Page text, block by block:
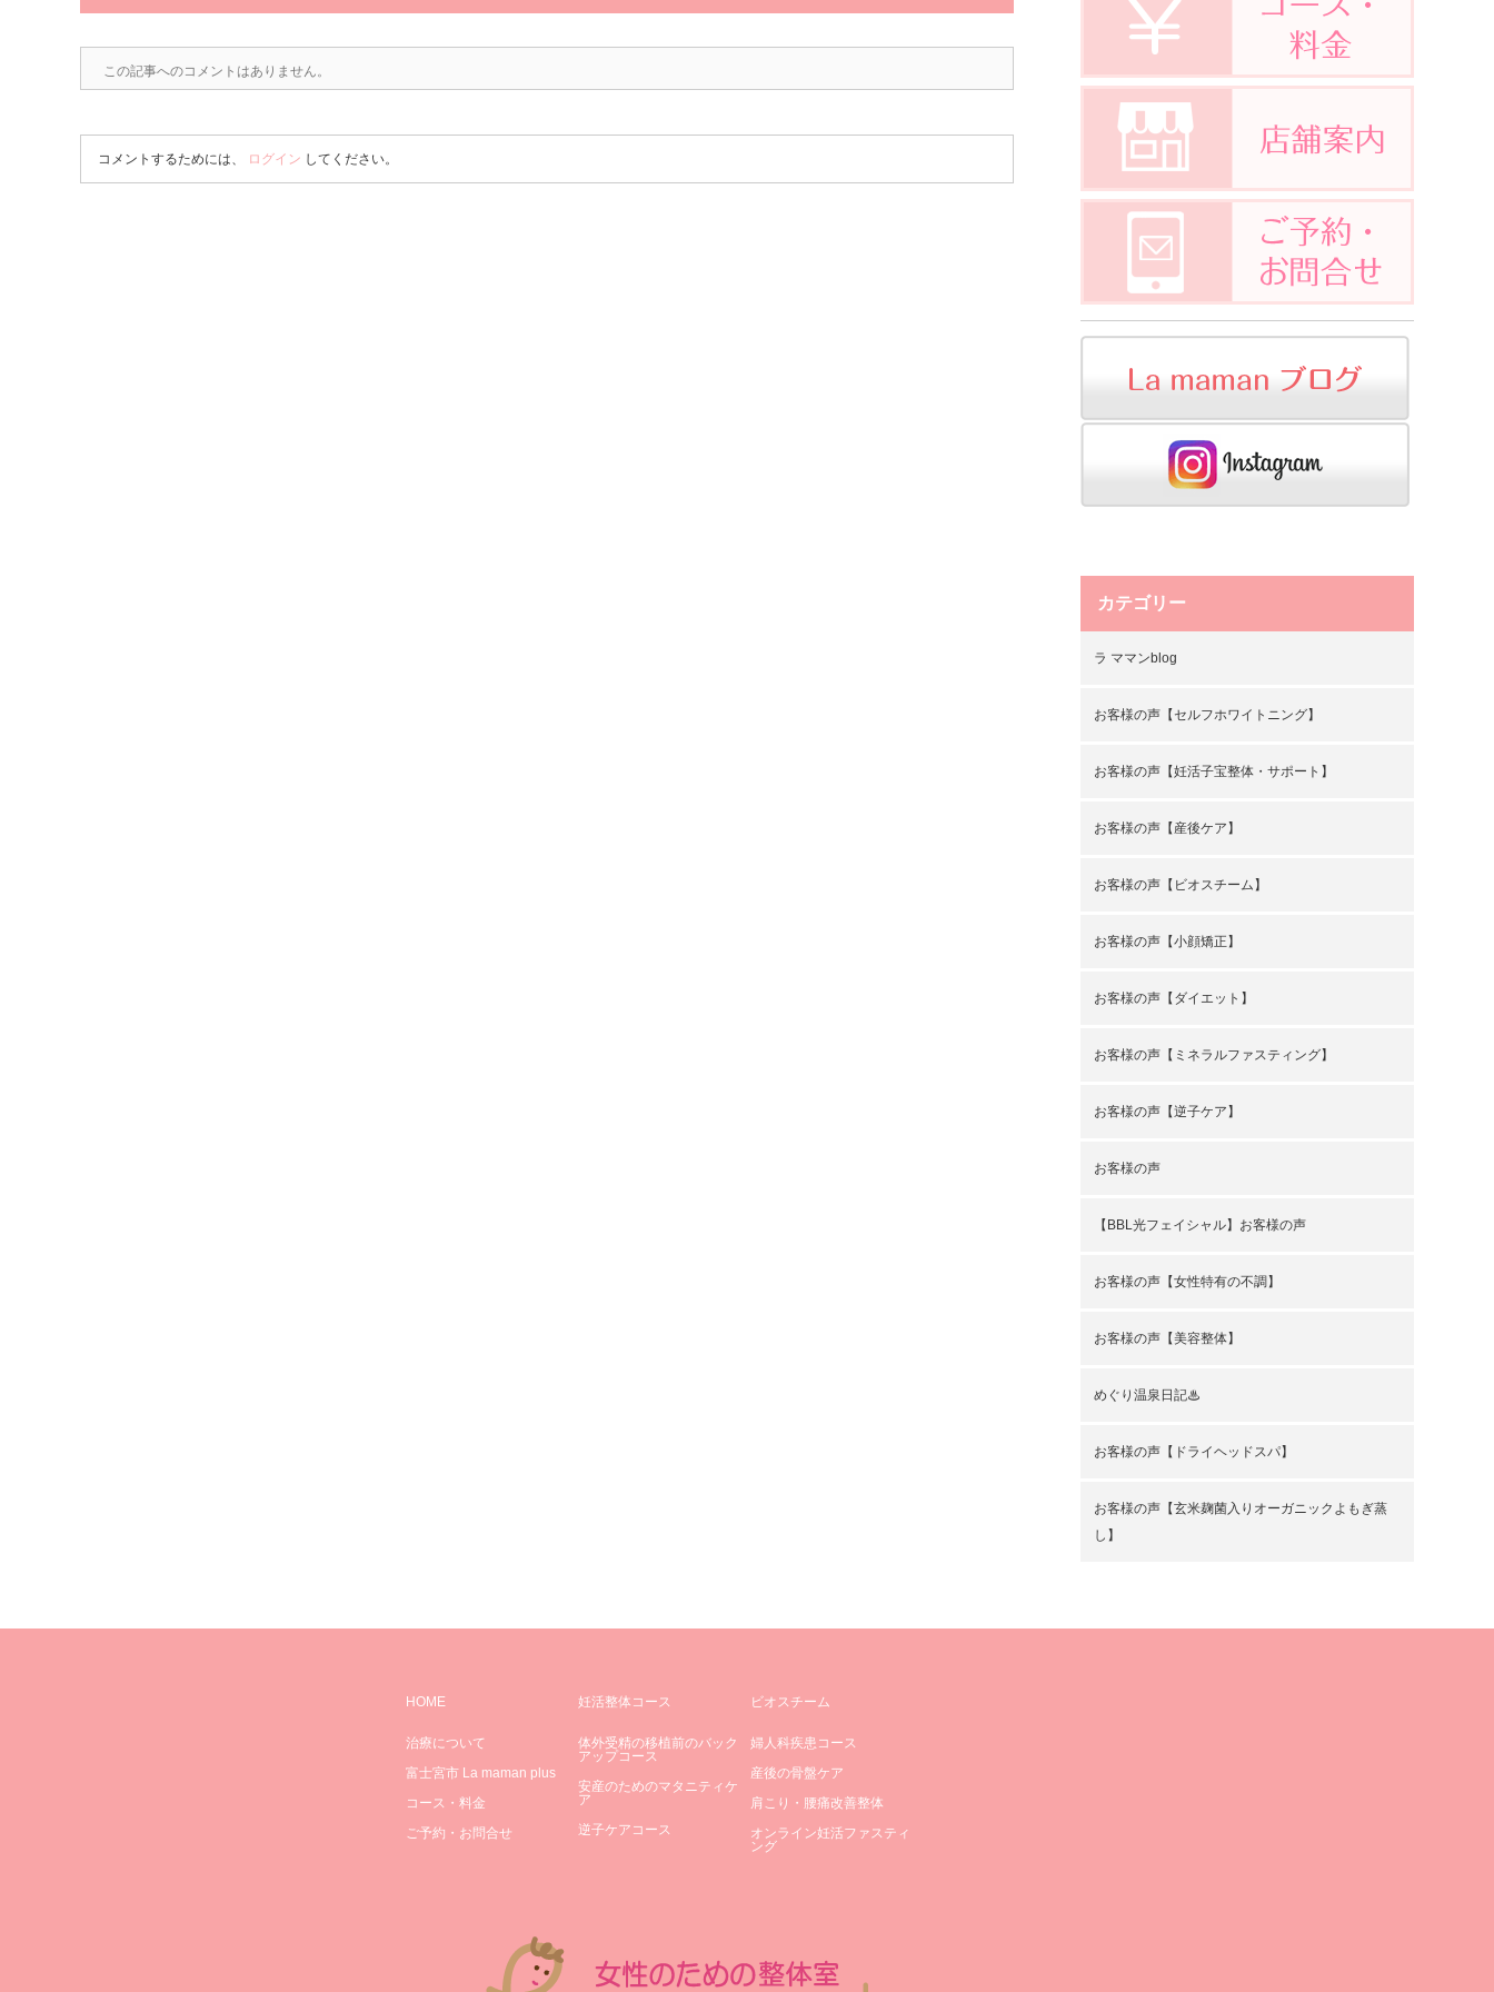
この記事へのコメントはありません。
コメントするためには、 ログイン してください。
カテゴリー
ラ ママンblog
お客様の声【セルフホワイトニング】
お客様の声【妊活子宝整体・サポート】
お客様の声【産後ケア】
お客様の声【ビオスチーム】
お客様の声【小顔矯正】
お客様の声【ダイエット】
お客様の声【ミネラルファスティング】
お客様の声【逆子ケア】
お客様の声
【BBL光フェイシャル】お客様の声
お客様の声【女性特有の不調】
お客様の声【美容整体】
めぐり温泉日記♨
お客様の声【ドライヘッドスパ】
お客様の声【玄米麹菌入りオーガニックよもぎ蒸
し】
HOME
治療について
富士宮市 La maman plus
コース・料金
ご予約・お問合せ
妊活整体コース
体外受精の移植前のバック
アップコース
安産のためのマタニティケ
ア
逆子ケアコース
ビオスチーム
婦人科疾患コース
産後の骨盤ケア
肩こり・腰痛改善整体
オンライン妊活ファスティ
ング